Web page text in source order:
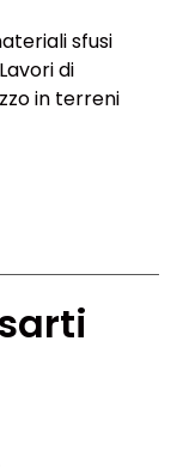
sfusi
di
in terreni